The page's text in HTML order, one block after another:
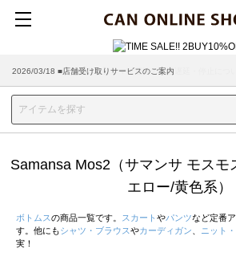
2026/03/18 ■店舗受け取りサービスのご案内
Samansa Mos2（サマンサ モスモ
エロー/黄色系）
ボトムスの商品一覧です。 スカート やパンツなど定番
す。他にもシャツ・ブラウスやカーディガン ニット
実！